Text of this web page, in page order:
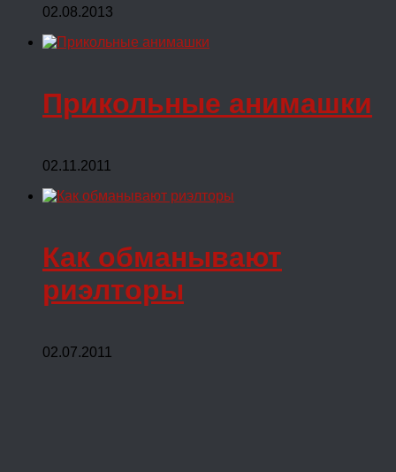
02.08.2013
Прикольные анимашки
02.11.2011
Как обманывают
риэлторы
02.07.2011